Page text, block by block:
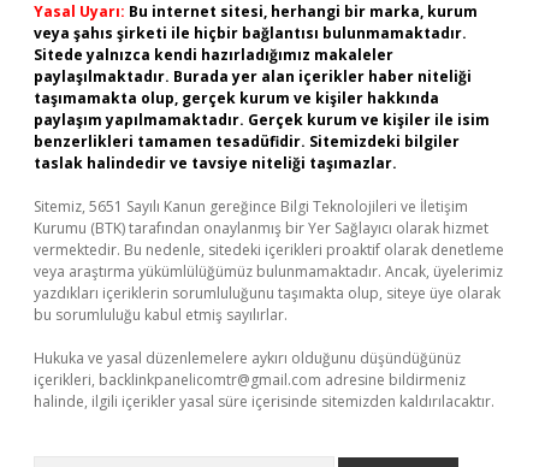
Yasal Uyarı: Bu internet sitesi, herhangi bir marka, kurum
veya şahıs şirketi ile hiçbir bağlantısı bulunmamaktadır.
Sitede yalnızca kendi hazırladığımız makaleler
paylaşılmaktadır. Burada yer alan içerikler haber niteliği
taşımamakta olup, gerçek kurum ve kişiler hakkında
paylaşım yapılmamaktadır. Gerçek kurum ve kişiler ile isim
benzerlikleri tamamen tesadüfidir. Sitemizdeki bilgiler
taslak halindedir ve tavsiye niteliği taşımazlar.
Sitemiz, 5651 Sayılı Kanun gereğince Bilgi Teknolojileri ve İletişim
Kurumu (BTK) tarafından onaylanmış bir Yer Sağlayıcı olarak hizmet
vermektedir. Bu nedenle, sitedeki içerikleri proaktif olarak denetleme
veya araştırma yükümlülüğümüz bulunmamaktadır. Ancak, üyelerimiz
yazdıkları içeriklerin sorumluluğunu taşımakta olup, siteye üye olarak
bu sorumluluğu kabul etmiş sayılırlar.
Hukuka ve yasal düzenlemelere aykırı olduğunu düşündüğünüz
içerikleri, backlinkpanelicomtr@gmail.com adresine bildirmeniz
halinde, ilgili içerikler yasal süre içerisinde sitemizden kaldırılacaktır.